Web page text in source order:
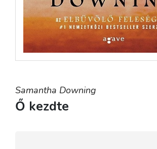
Samantha Downing
Ő kezdte